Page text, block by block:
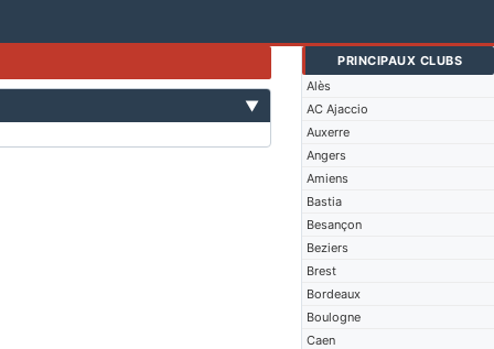
PRINCIPAUX CLUBS
Alès
AC Ajaccio
Auxerre
Angers
Amiens
Bastia
Besançon
Beziers
Brest
Bordeaux
Boulogne
Caen
▼